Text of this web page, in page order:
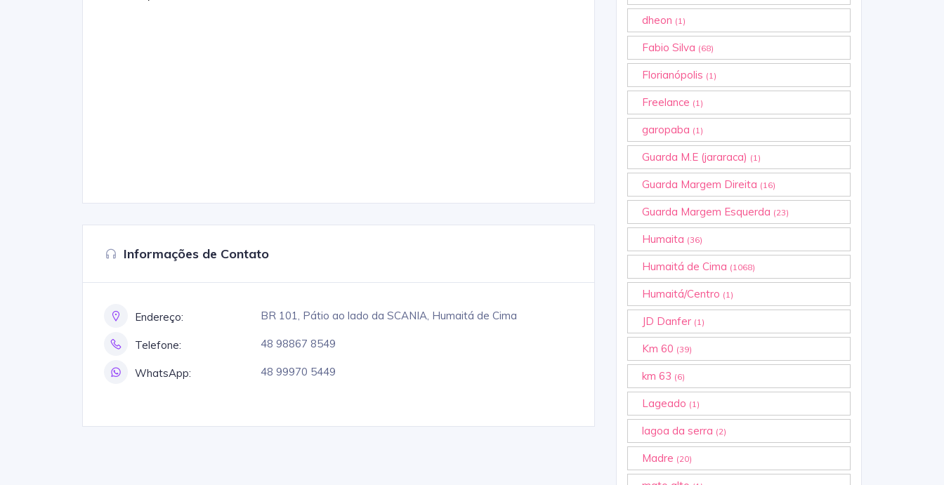
Informações de Contato
Endereço: BR 101, Pátio ao lado da SCANIA, Humaitá de Cima
Telefone: 48 98867 8549
WhatsApp: 48 99970 5449
dheon (1)
Fabio Silva (68)
Florianópolis (1)
Freelance (1)
garopaba (1)
Guarda M.E (jararaca) (1)
Guarda Margem Direita (16)
Guarda Margem Esquerda (23)
Humaita (36)
Humaitá de Cima (1068)
Humaitá/Centro (1)
JD Danfer (1)
Km 60 (39)
km 63 (6)
Lageado (1)
lagoa da serra (2)
Madre (20)